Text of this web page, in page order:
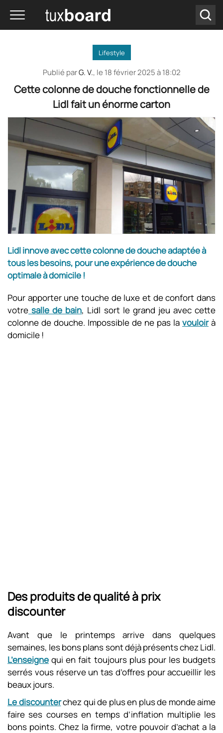
Lifestyle
Publié parG. V., le 18 février 2025 à 18:02
Cette colonne de douche fonctionnelle de
Lidl fait un énorme carton
Lidl innove avec cette colonne de douche adaptée à
tous les besoins, pour une expérience de douche
optimale à domicile !
Pour apporter une touche de luxe et de confort dans
votre salle de bain, Lidl sort le grand jeu avec cette
colonne de douche. Impossible de ne pas la vouloirà
domicile !
Des produits de qualité à prix
discounter
Avant que le printemps arrive dans quelques
semaines, les bons plans sont déjà présents chez Lidl.
L’enseigne qui en fait toujours plus pour les budgets
serrés vous réserve un tas d’offres pour accueillir les
beaux jours.
Le discounterchez qui de plus en plus de monde aime
faire ses courses en temps d’inflation multiplie les
bons points. Chez la firme, votre pouvoir d’achat a la